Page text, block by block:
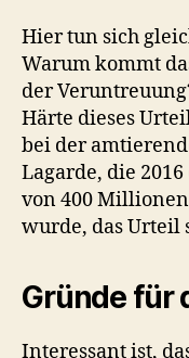
Hier tun sich
Warum kommt
der
Härte dieses
bei der
Lagarde, die
von 400
wurde, das Urteil
Gründe für
Interessant ist,